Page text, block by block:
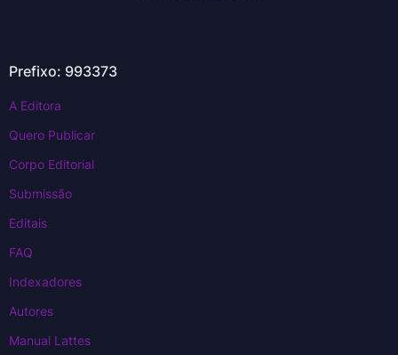
Prefixo: 993373
A Editora
Quero Publicar
Corpo Editorial
Submissão
Editais
FAQ
Indexadores
Autores
Manual Lattes